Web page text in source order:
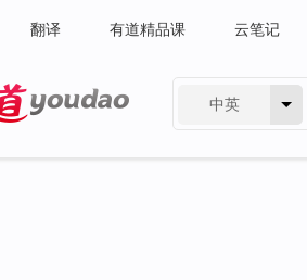
翻译 有道精品课 云笔记
中英